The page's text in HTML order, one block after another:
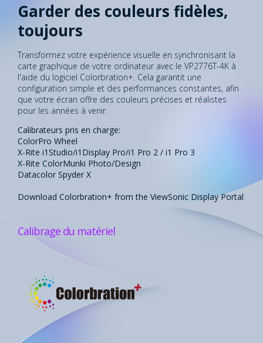
Garder des couleurs fidèles,
toujours
Transformez votre expérience visuelle en synchronisant la
carte graphique de votre ordinateur avec le VP2776T-4K à
l'aide du logiciel Colorbration+. Cela garantit une
configuration simple et des performances constantes, afin
que votre écran offre des couleurs précises et réalistes
pour les années à venir.
Calibrateurs pris en charge:
ColorPro Wheel
X-Rite i1Studio/i1Display Pro/i1 Pro 2 / i1 Pro 3
X-Rite ColorMunki Photo/Design
Datacolor Spyder X
Download Colorbration+ from the ViewSonic Display Portal​
Calibrage du matériel